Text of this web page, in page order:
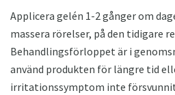
Applicera gelén 1-2 gånger om
massera rörelser, på den tidigare
Behandlingsförloppet är i
använd produkten för längre tid
irritationssymptom inte